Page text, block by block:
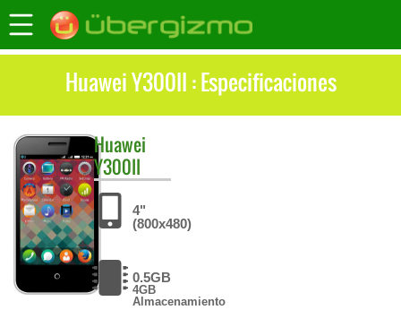
Huawei Y300II : Especificaciones
Huawei
Y300II
4"
(800x480)
0.5GB
4GB
Almacenamiento